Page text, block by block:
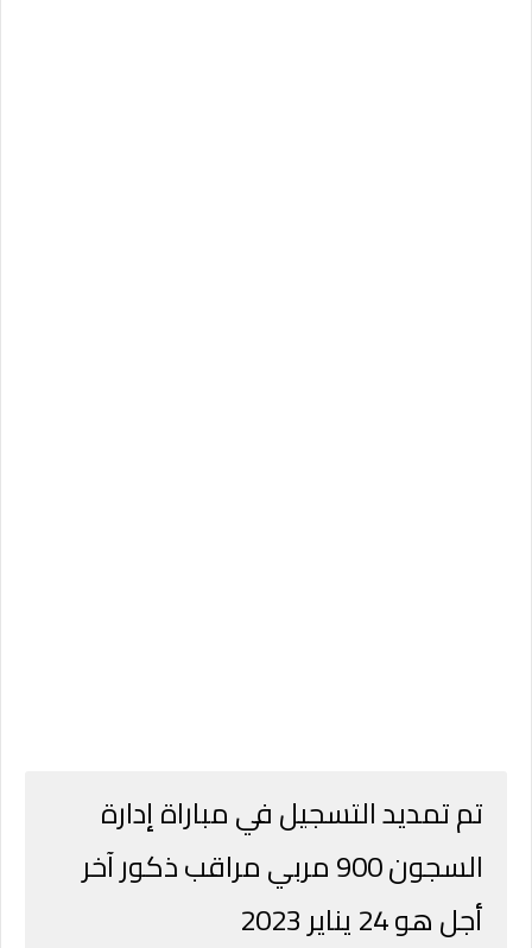
تم تمديد التسجيل في مباراة إدارة
السجون 900 مربي مراقب ذكور آخر
أجل هو 24 يناير 2023